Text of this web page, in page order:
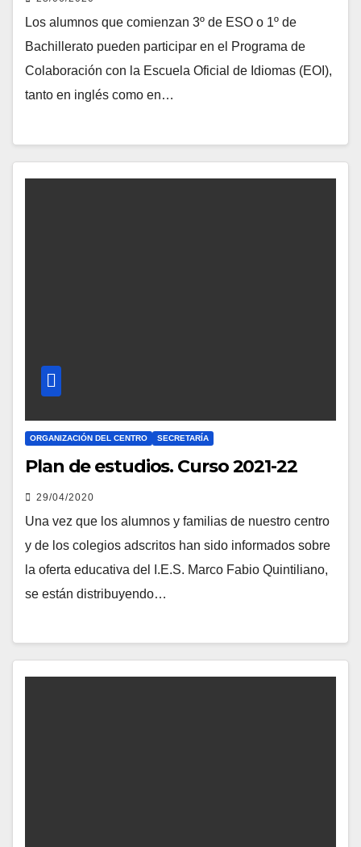
Los alumnos que comienzan 3º de ESO o 1º de
Bachillerato pueden participar en el Programa de
Colaboración con la Escuela Oficial de Idiomas (EOI),
tanto en inglés como en…
ORGANIZACIÓN DEL CENTRO SECRETARÍA
Plan de estudios. Curso 2021-22
29/04/2020
Una vez que los alumnos y familias de nuestro centro
y de los colegios adscritos han sido informados sobre
la oferta educativa del I.E.S. Marco Fabio Quintiliano,
se están distribuyendo…